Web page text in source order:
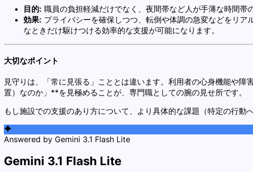
目的: 職員の負担軽減だけでなく、夜間帯など人が手薄な時間帯
効果: プライバシーを確保しつつ、転倒や体調の急変などをリ
なときだけ駆けつける効率的な支援が可能になります。
大切なポイント
見守りは、「常に見張る」こととは違います。利用者の心身機能や
置）なのか」**を見極めることが、専門職としての腕の見せ所です。
もし施設での支援のあり方について、より具体的な課題（特定の行動
Answered by Gemini 3.1 Flash Lite
Gemini 3.1 Flash Lite